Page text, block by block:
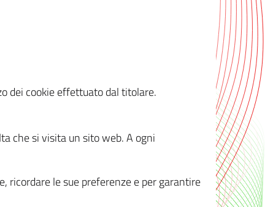
dei cookie effettuato dal titolare.
che si visita un sito web. A ogni
ricordare le sue preferenze e per garantire